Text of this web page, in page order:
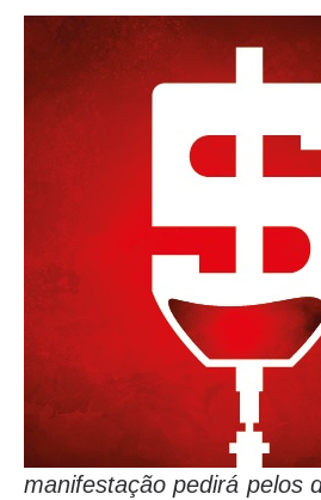
manifestação pedirá pelos